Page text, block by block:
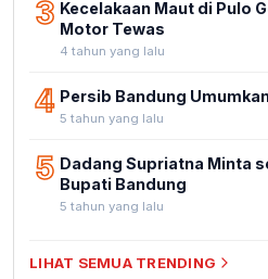
3 Kecelakaan Maut di Pulo
Motor Tewas
4 tahun yang lalu
4 Persib Bandung
5 tahun yang lalu
5 Dadang Supriatna Minta
Bupati Bandung
5 tahun yang lalu
LIHAT SEMUA TRENDING